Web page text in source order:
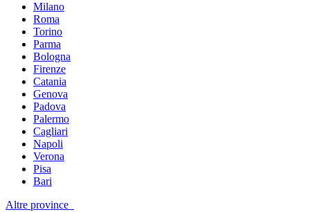
Milano
Roma
Torino
Parma
Bologna
Firenze
Catania
Genova
Padova
Palermo
Cagliari
Napoli
Verona
Pisa
Bari
Altre province